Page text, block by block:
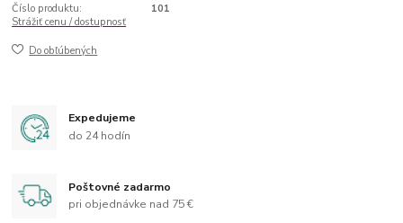
Číslo produktu:
101
Strážiť cenu / dostupnosť
Do obľúbených
Expedujeme
do 24 hodín
Poštovné zadarmo
pri objednávke nad 75 €